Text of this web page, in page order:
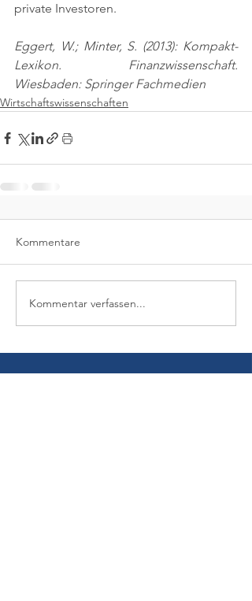
private Investoren.
Eggert, W.; Minter, S. (2013): Kompakt-
Lexikon. Finanzwissenschaft.
Wiesbaden: Springer Fachmedien
Wirtschaftswissenschaften
Kommentare
Kommentar verfassen...